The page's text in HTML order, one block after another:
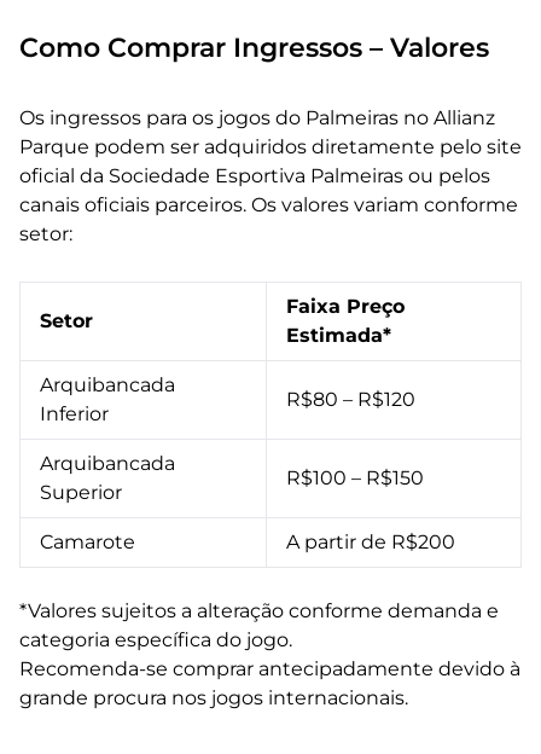
Como Comprar Ingressos – Valores
Os ingressos para os jogos do Palmeiras no Allianz
Parque podem ser adquiridos diretamente pelo site
oficial da Sociedade Esportiva Palmeiras ou pelos
canais oficiais parceiros. Os valores variam conforme
setor:
Setor
Faixa Preço
Estimada*
Arquibancada
Inferior
R$80 – R$120
Arquibancada
Superior
R$100 – R$150
Camarote A partir de R$200
*Valores sujeitos a alteração conforme demanda e
categoria específica do jogo.
Recomenda-se comprar antecipadamente devido à
grande procura nos jogos internacionais.